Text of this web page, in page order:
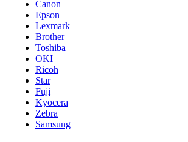
Canon
Epson
Lexmark
Brother
Toshiba
OKI
Ricoh
Star
Fuji
Kyocera
Zebra
Samsung